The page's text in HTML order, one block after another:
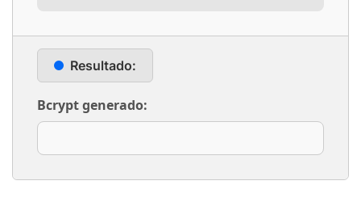
Resultado:
Bcrypt generado: